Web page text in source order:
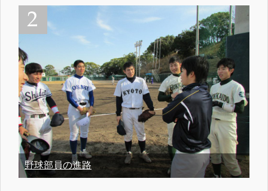
野球部員の進路